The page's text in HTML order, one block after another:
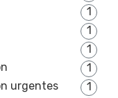
1
1
1
1
urgentes
1